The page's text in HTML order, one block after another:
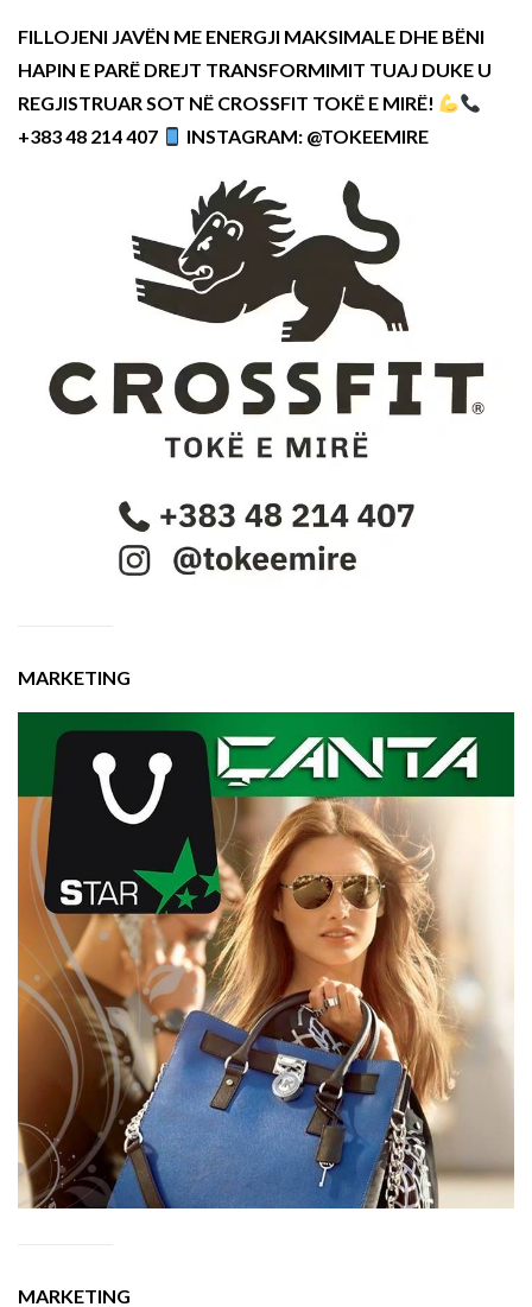
FILLOJENI JAVËN ME ENERGJI MAKSIMALE DHE BËNI
HAPIN E PARË DREJT TRANSFORMIMIT TUAJ DUKE U
REGJISTRUAR SOT NË CROSSFIT TOKË E MIRË!
+383 48 214 407
INSTAGRAM: @TOKEEMIRE
MARKETING
MARKETING